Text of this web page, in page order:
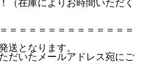
（在庫によりお時間いただく
＝＝＝＝＝＝＝＝＝＝＝＝＝
送となります。
だいたメールアドレス宛にご